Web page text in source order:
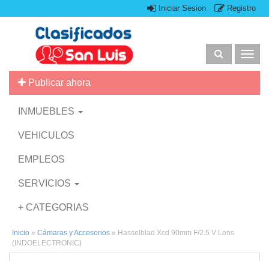
Iniciar Sesion Registro
Publicar ahora
INMUEBLES
VEHICULOS
EMPLEOS
SERVICIOS
+ CATEGORIAS
Inicio » Cámaras y Accesorios » Hasselblad Xcd 90mm F/2.5 V Lens
(INDOELECTRONIC)